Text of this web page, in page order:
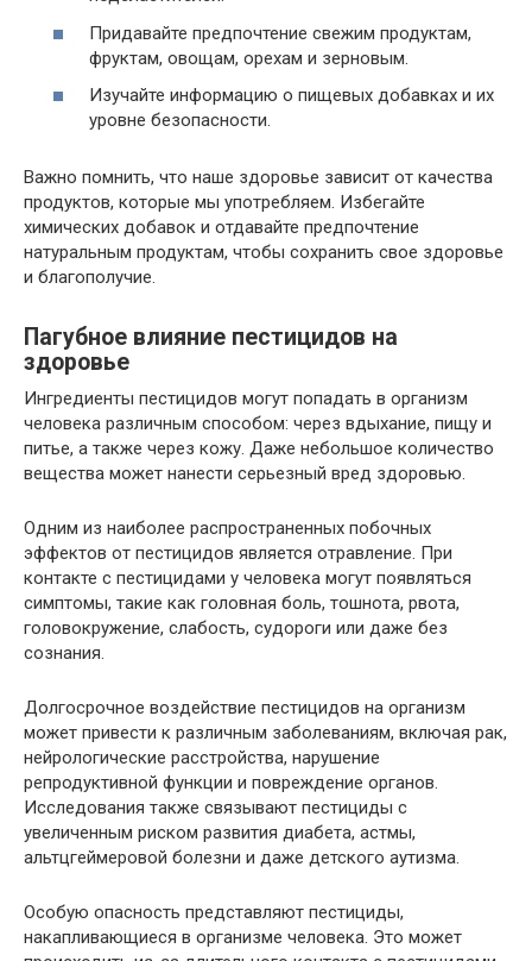
Придавайте предпочтение свежим продуктам,
фруктам, овощам, орехам и зерновым.
Изучайте информацию о пищевых добавках и их
уровне безопасности.
Важно помнить, что наше здоровье зависит от качества
продуктов, которые мы употребляем. Избегайте
химических добавок и отдавайте предпочтение
натуральным продуктам, чтобы сохранить свое здоровье
и благополучие.
Пагубное влияние пестицидов на
здоровье
Ингредиенты пестицидов могут попадать в организм
человека различным способом: через вдыхание, пищу и
питье, а также через кожу. Даже небольшое количество
вещества может нанести серьезный вред здоровью.
Одним из наиболее распространенных побочных
эффектов от пестицидов является отравление. При
контакте с пестицидами у человека могут появляться
симптомы, такие как головная боль, тошнота, рвота,
головокружение, слабость, судороги или даже без
сознания.
Долгосрочное воздействие пестицидов на организм
может привести к различным заболеваниям, включая рак,
нейрологические расстройства, нарушение
репродуктивной функции и повреждение органов.
Исследования также связывают пестициды с
увеличенным риском развития диабета, астмы,
альтцгеймеровой болезни и даже детского аутизма.
Особую опасность представляют пестициды,
накапливающиеся в организме человека. Это может